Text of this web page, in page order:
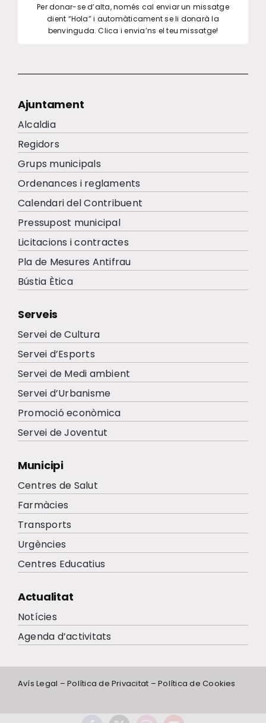
Per donar-se d’alta, només cal enviar un missatge
dient “Hola” i automàticament se li donarà la
benvinguda. Clica i envia’ns el teu missatge!
Ajuntament
Alcaldia
Regidors
Grups municipals
Ordenances i reglaments
Calendari del Contribuent
Pressupost municipal
Licitacions i contractes
Pla de Mesures Antifrau
Bústia Ètica
Serveis
Servei de Cultura
Servei d’Esports
Servei de Medi ambient
Servei d’Urbanisme
Promoció econòmica
Servei de Joventut
Municipi
Centres de Salut
Farmàcies
Transports
Urgències
Centres Educatius
Actualitat
Notícies
Agenda d’activitats
Avís Legal –Política de Privacitat –Política de Cookies